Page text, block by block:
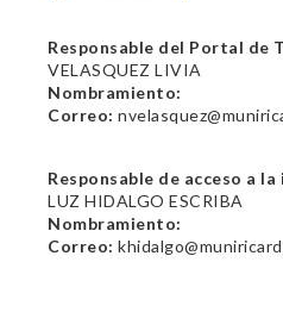
Responsable del Portal de
VELASQUEZ LIVIA
Nombramiento:
Correo:
Responsable de acceso a
LUZ HIDALGO ESCRIBA
Nombramiento:
Correo: